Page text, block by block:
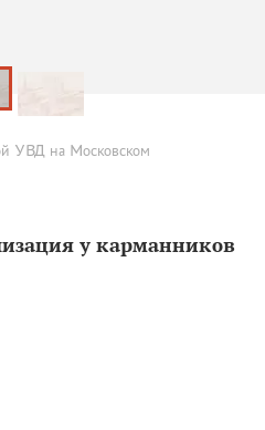
УВД на Московском
у карманников